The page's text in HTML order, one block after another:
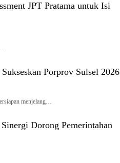
JPT Pratama untuk Isi
Porprov Sulsel 2026
menjelang…
Dorong Pemerintahan